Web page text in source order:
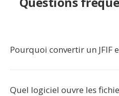
Pourquoi convertir un JFIF
Quel logiciel ouvre les